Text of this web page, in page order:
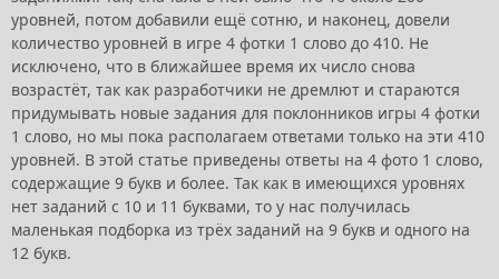
уровней, потом добавили ещё сотню, и наконец, довели
количество уровней в игре 4 фотки 1 слово до 410. Не
исключено, что в ближайшее время их число снова
возрастёт, так как разработчики не дремлют и стараются
придумывать новые задания для поклонников игры 4 фотки
1 слово, но мы пока располагаем ответами только на эти 410
уровней. В этой статье приведены ответы на 4 фото 1 слово,
содержащие 9 букв и более. Так как в имеющихся уровнях
нет заданий с 10 и 11 буквами, то у нас получилась
маленькая подборка из трёх заданий на 9 букв и одного на
12 букв.